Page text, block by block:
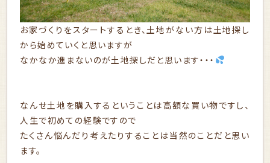
お家づくりをスタートするとき、土地がない方は土地探し
から始めていくと思いますが
なかなか進まないのが土地探しだと思います・・・
なんせ土地を購入するということは高額な買い物ですし、
人生で初めての経験ですので
たくさん悩んだり考えたりすることは当然のことだと思い
ます。